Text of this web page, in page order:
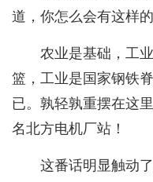
道，你怎么会有这样
农业是基础，工
篮，工业是国家钢铁
已。孰轻孰重摆在这
名北方电机厂站！
这番话明显触动